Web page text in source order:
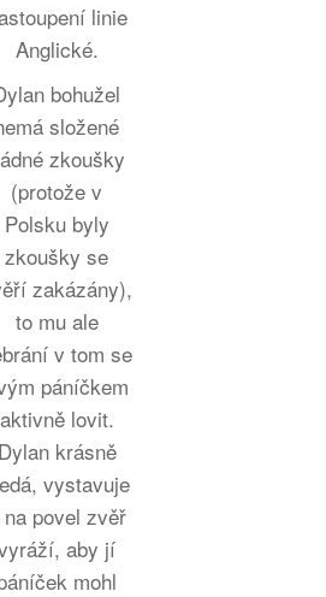
linie
Anglické.
bohužel
složené
zkoušky
(protože v
Polsku byly
zkoušky se
zakázány),
to mu ale
v tom se
páníčkem
aktivně lovit.
Dylan krásně
vystavuje
povel zvěř
aby jí
mohl